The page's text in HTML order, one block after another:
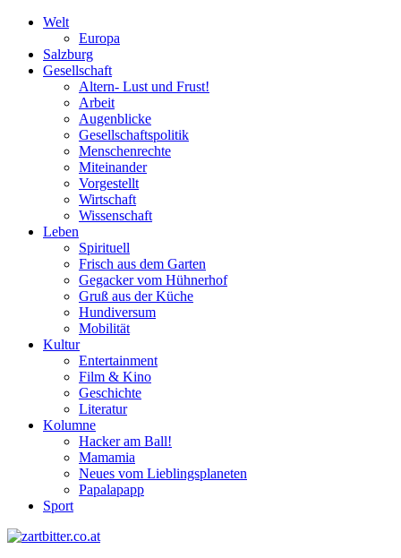
Welt
Europa
Salzburg
Gesellschaft
Altern- Lust und Frust!
Arbeit
Augenblicke
Gesellschaftspolitik
Menschenrechte
Miteinander
Vorgestellt
Wirtschaft
Wissenschaft
Leben
Spirituell
Frisch aus dem Garten
Gegacker vom Hühnerhof
Gruß aus der Küche
Hundiversum
Mobilität
Kultur
Entertainment
Film & Kino
Geschichte
Literatur
Kolumne
Hacker am Ball!
Mamamia
Neues vom Lieblingsplaneten
Papalapapp
Sport